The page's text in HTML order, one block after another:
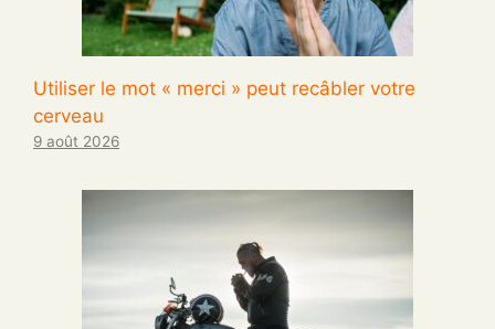
Utiliser le mot « merci » peut recâbler votre
cerveau
9 août 2026